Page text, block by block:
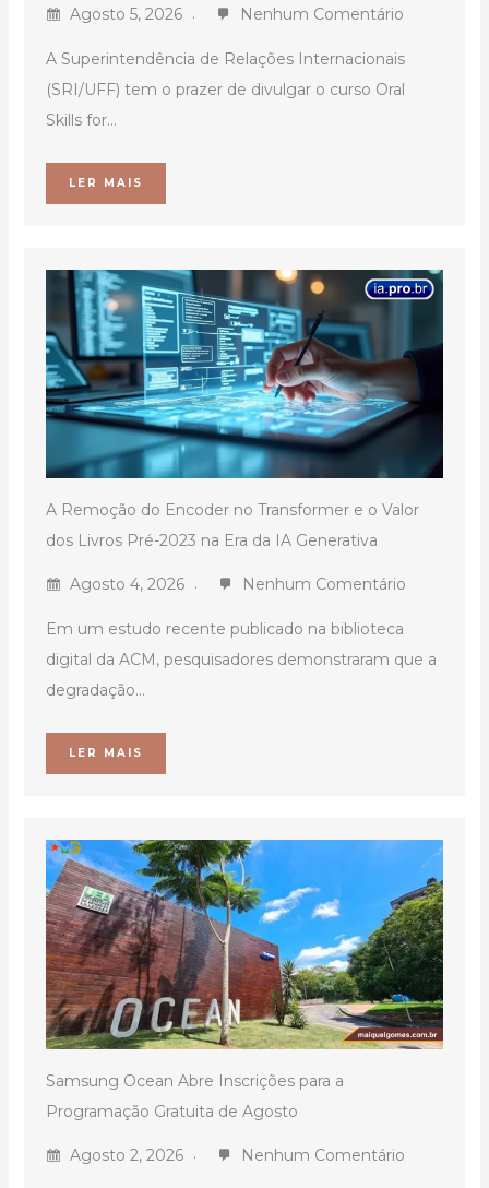
Agosto 5, 2026 Nenhum Comentário
A Superintendência de Relações Internacionais
(SRI/UFF) tem o prazer de divulgar o curso Oral
Skills for...
LER MAIS
A Remoção do Encoder no Transformer e o Valor
dos Livros Pré-2023 na Era da IA Generativa
Agosto 4, 2026 Nenhum Comentário
Em um estudo recente publicado na biblioteca
digital da ACM, pesquisadores demonstraram que a
degradação...
LER MAIS
Samsung Ocean Abre Inscrições para a
Programação Gratuita de Agosto
Agosto 2, 2026 Nenhum Comentário